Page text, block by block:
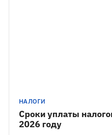
НАЛОГИ
Сроки уплаты
2026 году